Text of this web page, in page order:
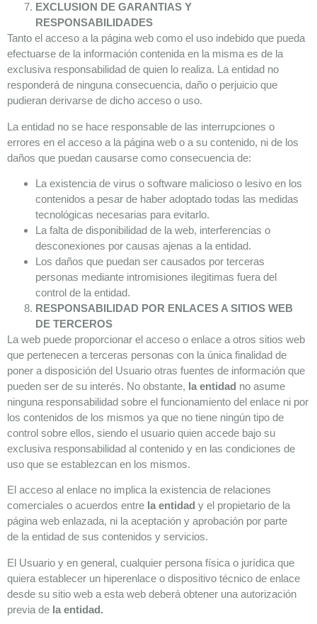
EXCLUSION DE GARANTIAS Y
RESPONSABILIDADES
Tanto el acceso a la página web como el uso indebido que pueda
efectuarse de la información contenida en la misma es de la
exclusiva responsabilidad de quien lo realiza. La entidad no
responderá de ninguna consecuencia, daño o perjuicio que
pudieran derivarse de dicho acceso o uso.
La entidad no se hace responsable de las interrupciones o
errores en el acceso a la página web o a su contenido, ni de los
daños que puedan causarse como consecuencia de:
La existencia de virus o software malicioso o lesivo en los
contenidos a pesar de haber adoptado todas las medidas
tecnológicas necesarias para evitarlo.
La falta de disponibilidad de la web, interferencias o
desconexiones por causas ajenas a la entidad.
Los daños que puedan ser causados por terceras
personas mediante intromisiones ilegitimas fuera del
control de la entidad.
RESPONSABILIDAD POR ENLACES A SITIOS WEB
DE TERCEROS
La web puede proporcionar el acceso o enlace a otros sitios web
que pertenecen a terceras personas con la única finalidad de
poner a disposición del Usuario otras fuentes de información que
pueden ser de su interés. No obstante, la entidad no asume
ninguna responsabilidad sobre el funcionamiento del enlace ni por
los contenidos de los mismos ya que no tiene ningún tipo de
control sobre ellos, siendo el usuario quien accede bajo su
exclusiva responsabilidad al contenido y en las condiciones de
uso que se establezcan en los mismos.
El acceso al enlace no implica la existencia de relaciones
comerciales o acuerdos entre la entidad y el propietario de la
página web enlazada, ni la aceptación y aprobación por parte
de la entidad de sus contenidos y servicios.
El Usuario y en general, cualquier persona física o jurídica que
quiera establecer un hiperenlace o dispositivo técnico de enlace
desde su sitio web a esta web deberá obtener una autorización
previa de la entidad.